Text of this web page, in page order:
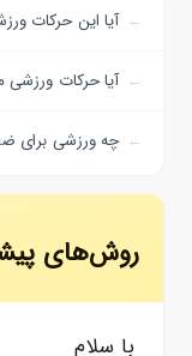
آیا این حرکات
آیا حرکات ورزشی
چه ورزشی برای
روش‌های
با سلام